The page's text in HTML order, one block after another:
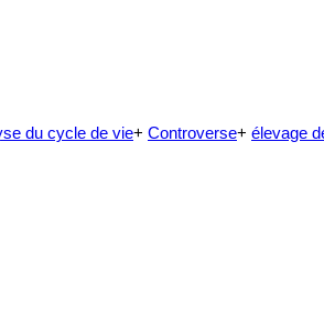
du cycle de vie+ Controverse+ élevage